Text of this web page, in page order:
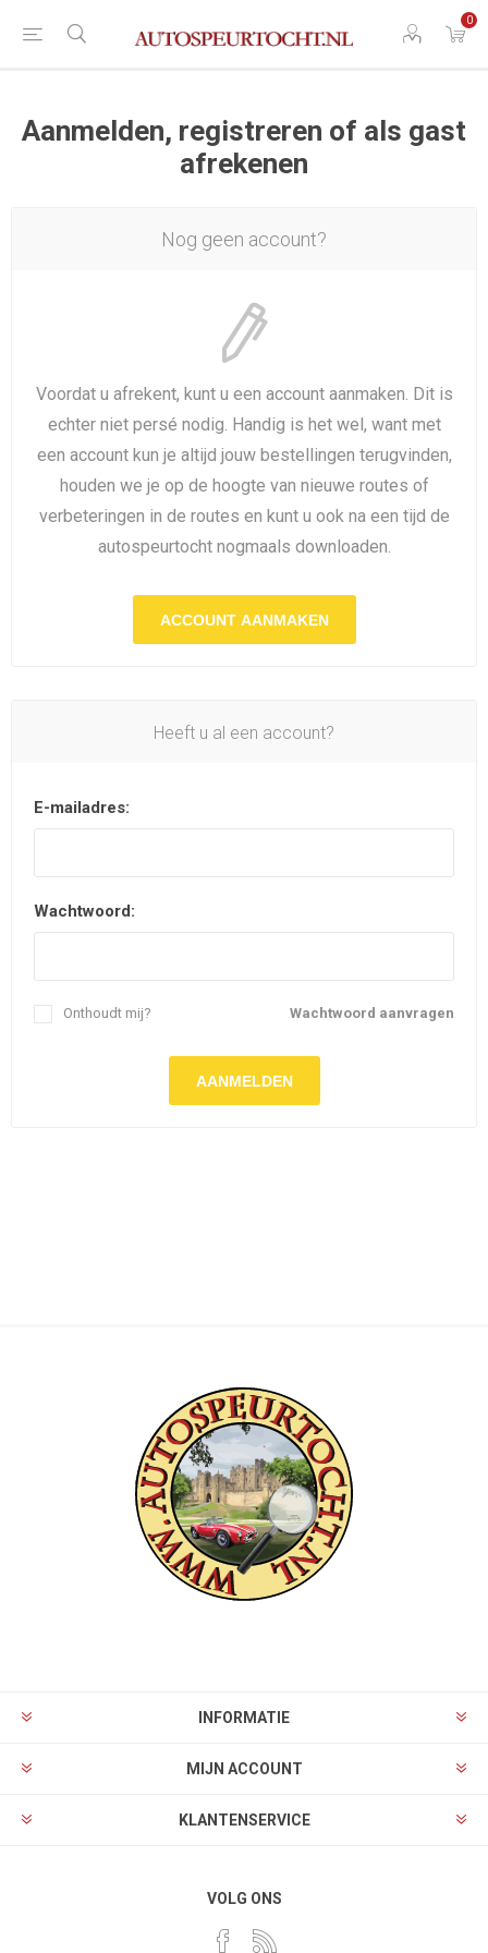
0
Aanmelden, registreren of als gast
afrekenen
Nog geen account?
Voordat u afrekent, kunt u een account aanmaken. Dit is
echter niet persé nodig. Handig is het wel, want met
een account kun je altijd jouw bestellingen terugvinden,
houden we je op de hoogte van nieuwe routes of
verbeteringen in de routes en kunt u ook na een tijd de
autospeurtocht nogmaals downloaden.
ACCOUNT AANMAKEN
Heeft u al een account?
E-mailadres:
Wachtwoord:
Wachtwoord aanvragen
Onthoudt mij?
AANMELDEN
INFORMATIE
MIJN ACCOUNT
KLANTENSERVICE
VOLG ONS